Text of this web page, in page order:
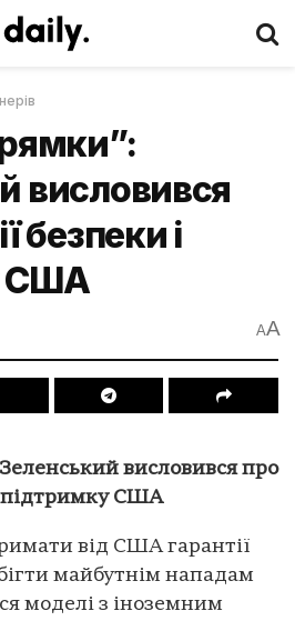
висловився
безпеки і
США
AA
висловився про
підтримку США
від США гарантії
майбутнім нападам
моделі з іноземним